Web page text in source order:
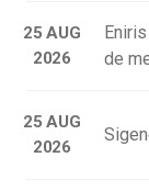
25 AUG
2026
de
25 AUG
2026